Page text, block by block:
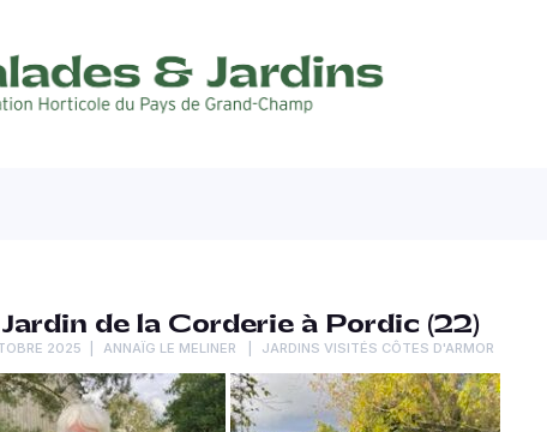
Jardin de la Corderie à Pordic (22)
2025 ANNAÏG LE MELINER JARDINS VISITÉS CÔTES D'ARMOR